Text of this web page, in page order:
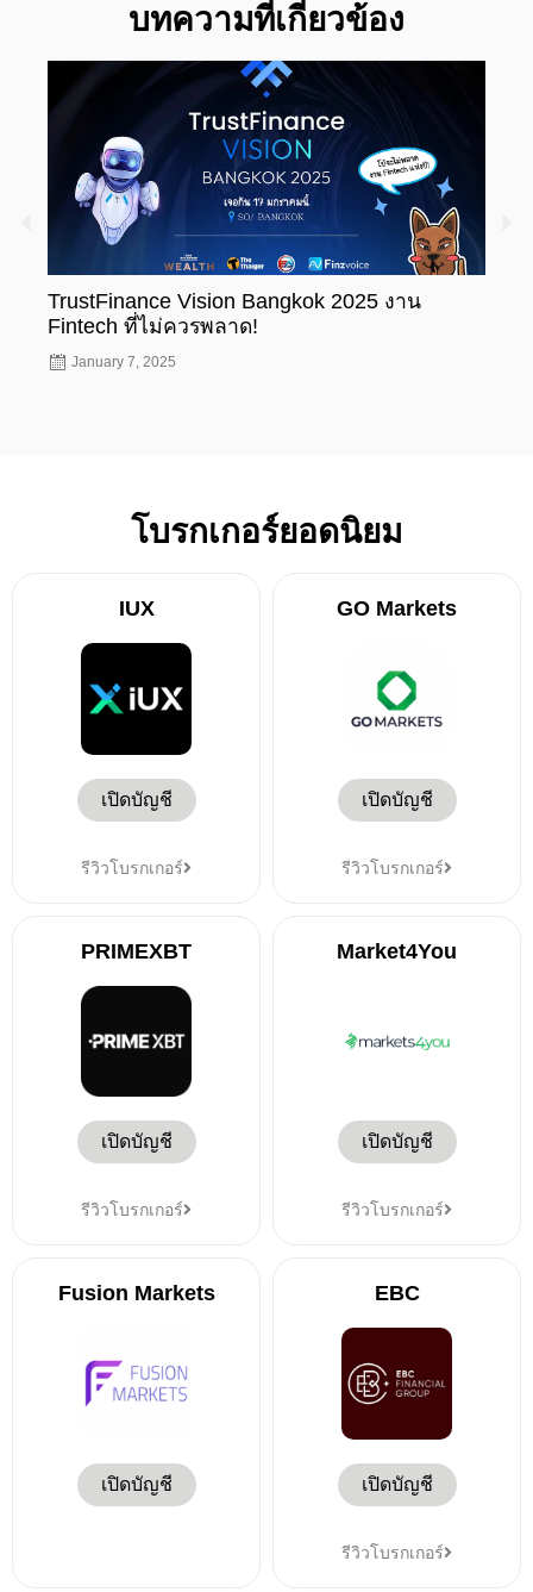
บทความที่เกี่ยวข้อง
TrustFinance Vision Bangkok 2025 งาน
Fintech ที่ไม่ควรพลาด!
January 7, 2025
โบรกเกอร์ยอดนิยม
IUX
เปิดบัญชี
รีวิวโบรกเกอร์
GO Markets
เปิดบัญชี
รีวิวโบรกเกอร์
PRIMEXBT
เปิดบัญชี
รีวิวโบรกเกอร์
Market4You
เปิดบัญชี
รีวิวโบรกเกอร์
Fusion Markets
เปิดบัญชี
EBC
เปิดบัญชี
รีวิวโบรกเกอร์